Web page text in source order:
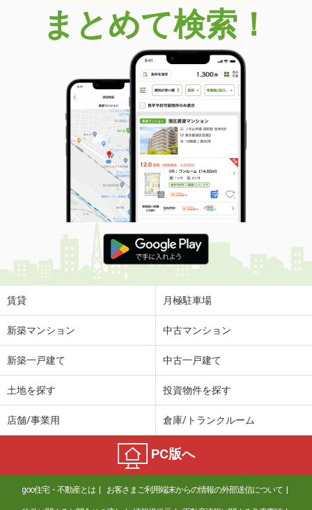
まとめて検索！
賃貸 月極駐車場
新築マンション 中古マンション
新築一戸建て 中古一戸建て
土地を探す 投資物件を探す
店舗/事業用 倉庫/トランクルーム
PC版へ
goo住宅・不動産とは お客さまご利用端末からの情報の外部送信について